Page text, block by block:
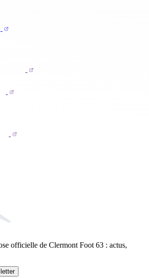
officielle de Clermont Foot 63 : actus,